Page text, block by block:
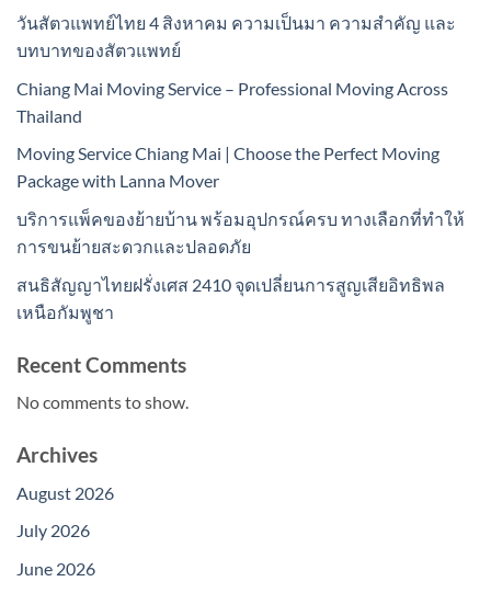
วันสัตวแพทย์ไทย 4 สิงหาคม ความเป็นมา ความสำคัญ และ
บทบาทของสัตวแพทย์
Chiang Mai Moving Service – Professional Moving Across
Thailand
Moving Service Chiang Mai | Choose the Perfect Moving
Package with Lanna Mover
บริการแพ็คของย้ายบ้าน พร้อมอุปกรณ์ครบ ทางเลือกที่ทำให้
การขนย้ายสะดวกและปลอดภัย
สนธิสัญญาไทยฝรั่งเศส 2410 จุดเปลี่ยนการสูญเสียอิทธิพล
เหนือกัมพูชา
Recent Comments
No comments to show.
Archives
August 2026
July 2026
June 2026